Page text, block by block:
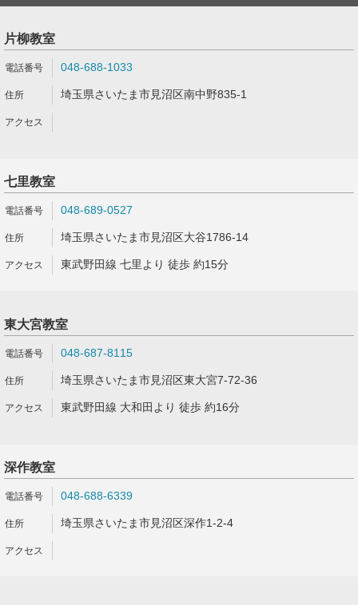
片柳教室
048-688-1033
埼玉県さいたま市見沼区南中野835-1
七里教室
048-689-0527
埼玉県さいたま市見沼区大谷1786-14
東武野田線 七里より 徒歩 約15分
東大宮教室
048-687-8115
埼玉県さいたま市見沼区東大宮7-72-36
東武野田線 大和田より 徒歩 約16分
深作教室
048-688-6339
埼玉県さいたま市見沼区深作1-2-4